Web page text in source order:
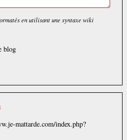
en utilisant une syntaxe wiki
blog
mattarde.com/index.php?